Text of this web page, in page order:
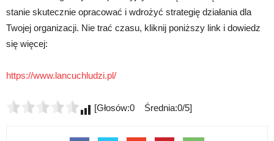
stanie skutecznie opracować i wdrożyć strategię działania dla
Twojej organizacji. Nie trać czasu, kliknij poniższy link i dowiedz
się więcej:
https://www.lancuchludzi.pl/
[Głosów:0 Średnia:0/5]